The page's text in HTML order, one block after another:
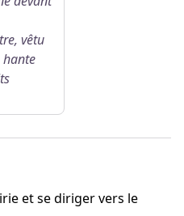
vêtu
hante
et se diriger vers le